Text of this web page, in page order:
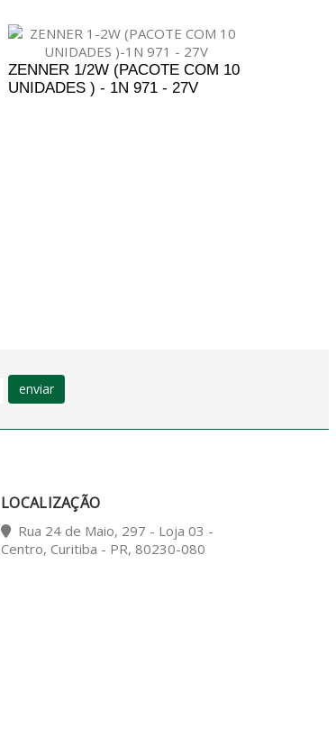
ZENNER 1/2W (PACOTE COM 10
UNIDADES ) - 1N 971 - 27V
enviar
LOCALIZAÇÃO
Rua 24 de Maio, 297 - Loja 03 -
Centro, Curitiba - PR, 80230-080